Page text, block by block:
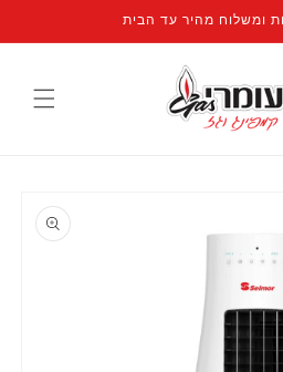
ומשלוח מהיר עד הבית